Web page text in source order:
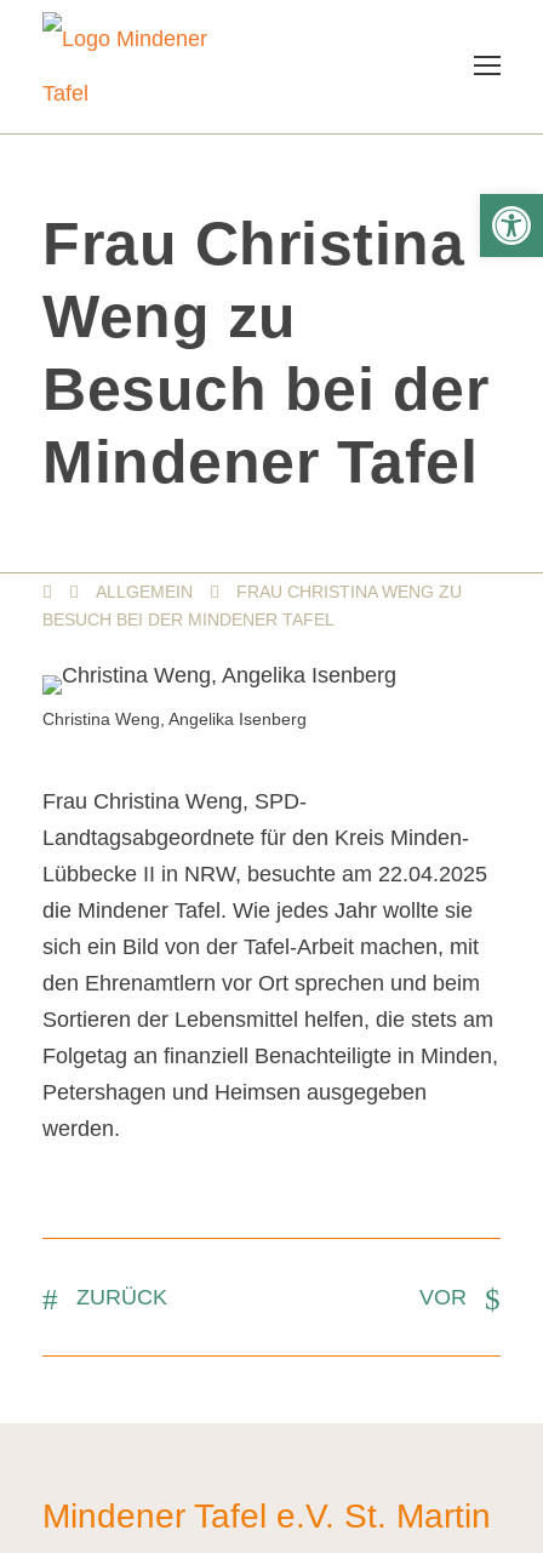
Frau Christina
Weng zu
Besuch bei der
Mindener Tafel
ALLGEMEIN
FRAU CHRISTINA WENG ZU
BESUCH BEI DER MINDENER TAFEL
Christina Weng, Angelika Isenberg
Frau Christina Weng, SPD-
Landtagsabgeordnete für den Kreis Minden-
Lübbecke II in NRW, besuchte am 22.04.2025
die Mindener Tafel. Wie jedes Jahr wollte sie
sich ein Bild von der Tafel-Arbeit machen, mit
den Ehrenamtlern vor Ort sprechen und beim
Sortieren der Lebensmittel helfen, die stets am
Folgetag an finanziell Benachteiligte in Minden,
Petershagen und Heimsen ausgegeben
werden.
ZURÜCK VOR
Mindener Tafel e.V. St. Martin